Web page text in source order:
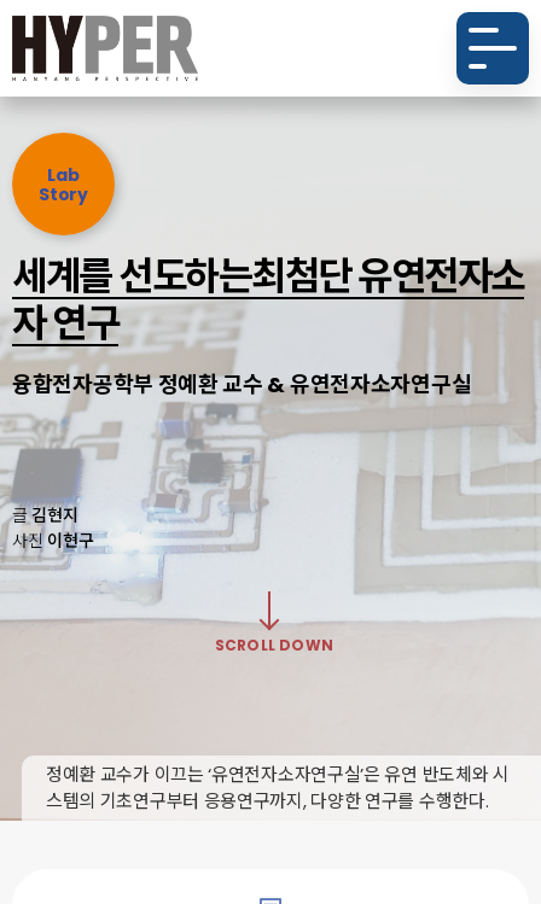
Lab
Story
세계를 선도하는최첨단 유연전자소
자 연구
융합전자공학부 정예환 교수 & 유연전자소자연구실
글김현지
사진이현구
정예환 교수가 이끄는 ‘유연전자소자연구실’은 유연 반도체와 시
스템의 기초연구부터 응용연구까지, 다양한 연구를 수행한다.
SCROLL DOWN